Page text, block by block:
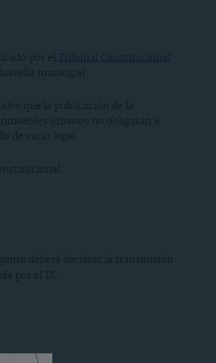
por el Tribunal Constitucional
municipal.
que la publicación de la
urbanos no obligarán a
de vacío legal.
deberá declarar la transmisión
por el TC.